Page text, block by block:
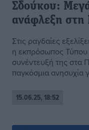
Σδούκου:
ανάφλεξη
Στις ραγδαίες
η εκπρόσωπος
συνέντευξή της στα
παγκόσμια ανησυχία
15.06.25, 18:52